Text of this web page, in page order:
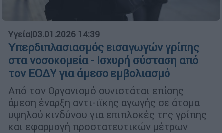
Υγεία|03.01.2026 14:39
Υπερδιπλασιασμός εισαγωγών γρίπης
στα νοσοκομεία - Ισχυρή σύσταση από
τον ΕΟΔΥ για άμεσο εμβολιασμό
Από τον Οργανισμό συνιστάται επίσης
άμεση έναρξη αντι-ιϊκής αγωγής σε άτομα
υψηλού κινδύνου για επιπλοκές της γρίπης
και εφαρμογή προστατευτικών μέτρων